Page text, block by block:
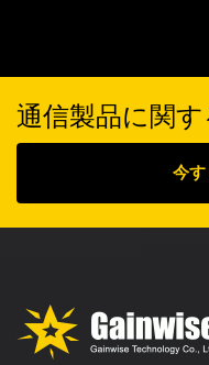
通信製品に関
今す